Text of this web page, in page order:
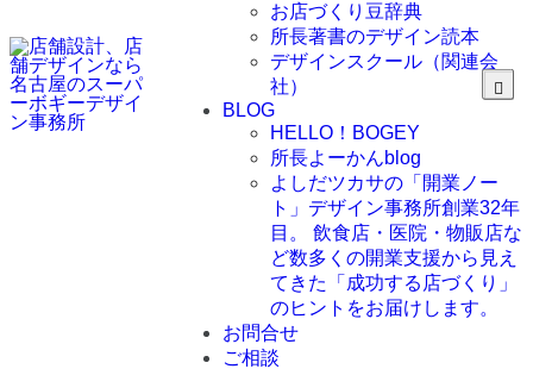
お店づくり豆辞典
所長著書のデザイン読本
デザインスクール（関連会
社）
BLOG
HELLO！BOGEY
所長よーかんblog
よしだツカサの「開業ノー
ト」 デザイン事務所創業32年
目。 飲食店・医院・物販店な
ど数多くの開業支援から見え
てきた「成功する店づくり」
のヒントをお届けします。
お問合せ
ご相談